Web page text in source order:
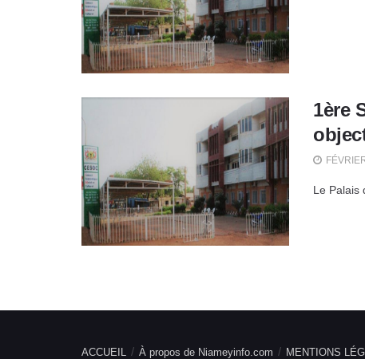
1ère
Le Palais
ACCUEIL À propos de Niameyinfo.com MENTIONS